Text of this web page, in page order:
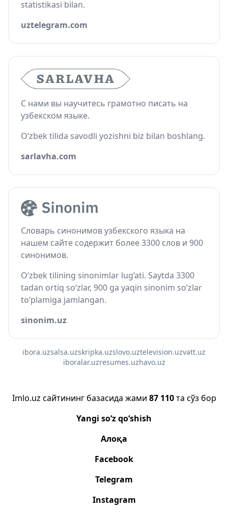
statistikasi bilan.
uztelegram.com
С нами вы научитесь грамотно писать на
узбекском языке.
O‘zbek tilida savodli yozishni biz bilan boshlang.
sarlavha.com
Словарь синонимов узбекского языка на
нашем сайте содержит более 3300 слов и 900
синонимов.
O‘zbek tilining sinonimlar lug‘ati. Saytda 3300
tadan ortiq so‘zlar, 900 ga yaqin sinonim so‘zlar
to‘plamiga jamlangan.
sinonim.uz
ibora.uzsalsa.uzskripka.uzslovo.uztelevision.uzvatt.uz
iboralar.uzresumes.uzhavo.uz
Imlo.uz сайтининг базасида жами 87 110та сўз бор
Yangi so‘z qo‘shish
Алоқа
Facebook
Telegram
Instagram